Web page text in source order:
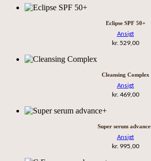
Eclipse SPF 50+
Ansigt
kr. 529,00
Cleansing Complex
Ansigt
kr. 469,00
Super serum
Ansigt
kr. 995,00